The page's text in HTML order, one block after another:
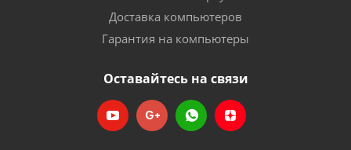
Доставка компьютеров
Гарантия на компьютеры
Оставайтесь на связи